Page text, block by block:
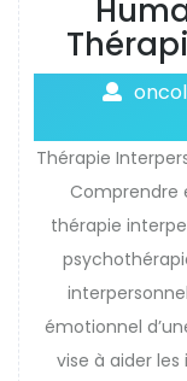
Thérapie
Comprendre
thérapie
émotionnel
vise à aider